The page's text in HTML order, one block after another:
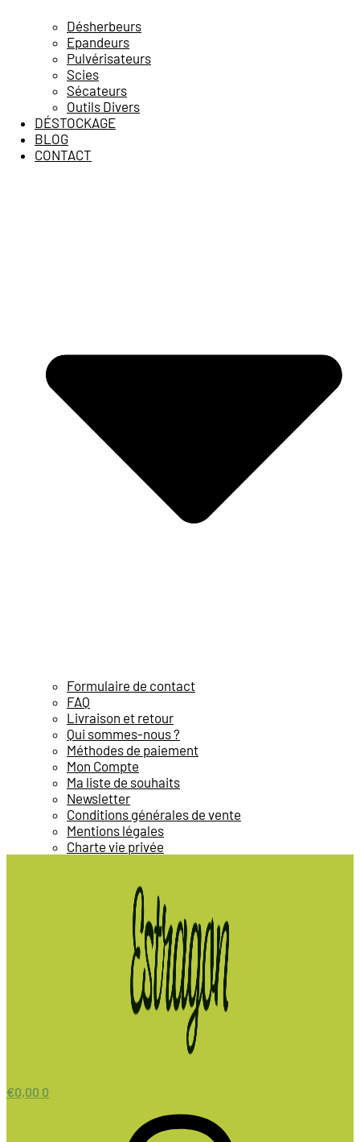
Désherbeurs
Epandeurs
Pulvérisateurs
Scies
Sécateurs
Outils Divers
DÉSTOCKAGE
BLOG
CONTACT
Formulaire de contact
FAQ
Livraison et retour
Qui sommes-nous ?
Méthodes de paiement
Mon Compte
Ma liste de souhaits
Newsletter
Conditions générales de vente
Mentions légales
Charte vie privée
€0,00 0